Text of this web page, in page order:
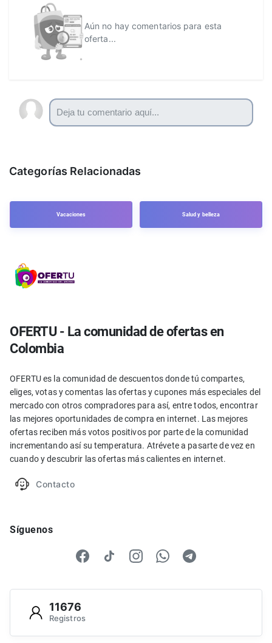
Aún no hay comentarios para esta
oferta...
Categorías Relacionadas
Vacaciones Salud y belleza
OFERTU - La comunidad de ofertas en
Colombia
OFERTU es la comunidad de descuentos donde tú compartes,
eliges, votas y comentas las ofertas y cupones más especiales del
mercado con otros compradores para así, entre todos, encontrar
las mejores oportunidades de compra en internet. Las mejores
ofertas reciben más votos positivos por parte de la comunidad
incrementando así su temperatura. Atrévete a pasarte de vez en
cuando y descubrir las ofertas más calientes en internet.
Contacto
Síguenos
11676
Registros